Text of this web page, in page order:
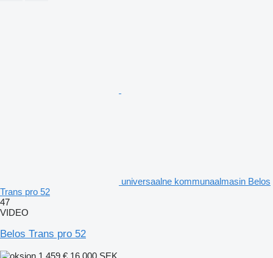
universaalne kommunaalmasin Belos
Trans pro 52
47
VIDEO
Belos Trans pro 52
1 459 € 16 000 SEK